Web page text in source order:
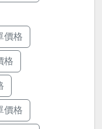
價格
格
價格